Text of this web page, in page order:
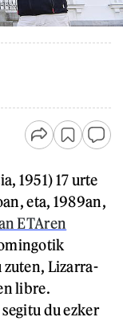
1951) 17 urte
eta, 1989an,
ETAren
zuten, Lizarra-
libre.
du ezker